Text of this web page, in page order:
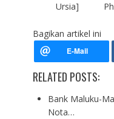
Ursia]
Bagikan artikel ini
RELATED POSTS:
Bank Maluku-
Nota…